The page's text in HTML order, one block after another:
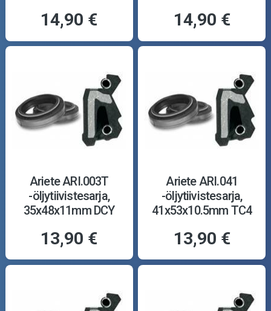
14,90 € 14,90 €
Ariete ARI.003T
-öljytiivistesarja,
35x48x11mm DCY
13,90 €
Ariete ARI.041
-öljytiivistesarja,
41x53x10.5mm TC4
13,90 €